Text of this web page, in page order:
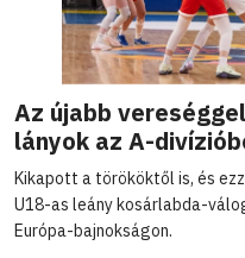
Az újabb
lányok az A-
Kikapott a törököktől is, és
U18-as leány kosárlabda-
Európa-bajnokságon.